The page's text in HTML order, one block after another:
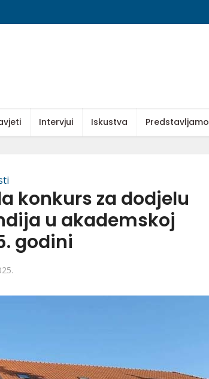
Intervjui Iskustva Predstavljamo
konkurs za dodjelu
u akademskoj
godini